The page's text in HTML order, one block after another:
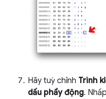
Hãy tuỳ chỉnh Trình
dấu phẩy động.